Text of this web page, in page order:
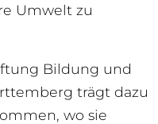
Umwelt zu
Bildung und
trägt dazu
wo sie